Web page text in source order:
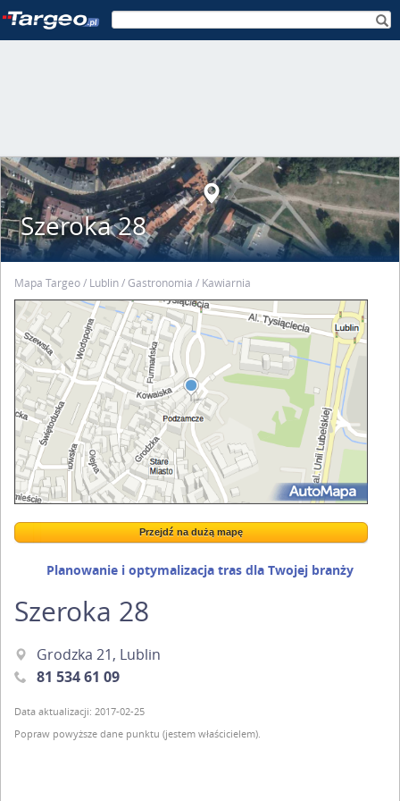
Szeroka 28
Mapa Targeo Lublin Gastronomia Kawiarnia
Wstaw tę mapkę na swoją stronę
Przejdź na dużą mapę
Przejdź na dużą mapę
Planowanie i optymalizacja tras dla Twojej branży
Szeroka 28
Grodzka 21, Lublin
81 534 61 09
Data aktualizacji: 2017-02-25
Popraw powyższe dane punktu (jestem właścicielem).